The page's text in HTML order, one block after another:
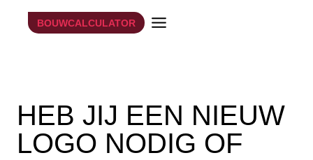
BOUWCALCULATOR
HEB JIJ EEN NIEUW
LOGO NODIG OF